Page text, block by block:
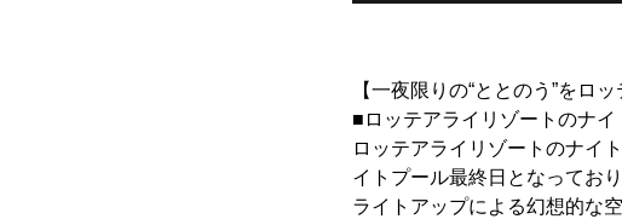
【一夜限りの“ととのう”をロ
■ロッテアライリゾートのナイ
ロッテアライリゾートのナイ
イトプール最終日となっており
ライトアップによる幻想的な